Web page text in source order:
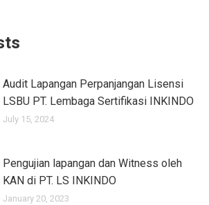
Audit Lapangan Perpanjangan Lisensi
LSBU PT. Lembaga Sertifikasi INKINDO
July 15, 2024
Pengujian lapangan dan Witness oleh
KAN di PT. LS INKINDO
January 20, 2023